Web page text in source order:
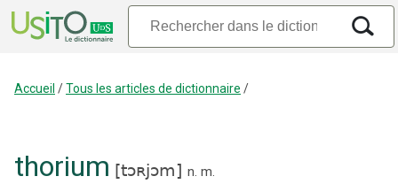
Accueil /Tous les articles de dictionnaire /
thorium [tɔʀjɔm] n. m.